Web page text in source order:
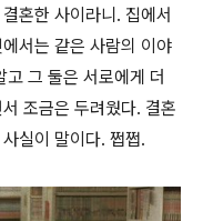
혼한 사이라니. 집에서
서는 같은 사람의 이야
그 둘은 서로에게 더
조금은 두려웠다. 결혼
실이 말이다. 쩝쩝.